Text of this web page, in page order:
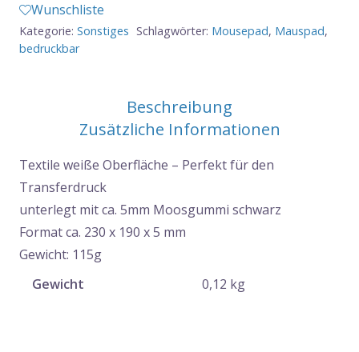
Menge
Wunschliste
Kategorie: Sonstiges Schlagwörter: Mousepad, Mauspad,
bedruckbar
Beschreibung
Zusätzliche Informationen
Textile weiße Oberfläche – Perfekt für den
Transferdruck
unterlegt mit ca. 5mm Moosgummi schwarz
Format ca. 230 x 190 x 5 mm
Gewicht: 115g
Gewicht
0,12 kg